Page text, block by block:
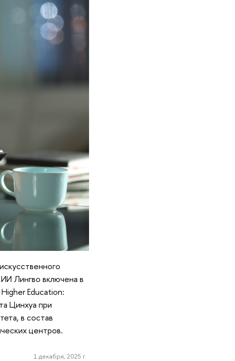
Лингво включена в
Education:
Цинхуа при
в состав
центров.
1 декабря, 2025 г.